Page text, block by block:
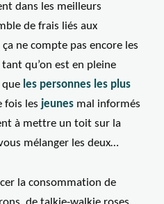
dans les meilleurs
de frais liés aux
ne compte pas encore les
qu’on est en pleine
les personnes les plus
fois les jeunesmal informés
à mettre un toit sur la
mélanger les deux…
la consommation de